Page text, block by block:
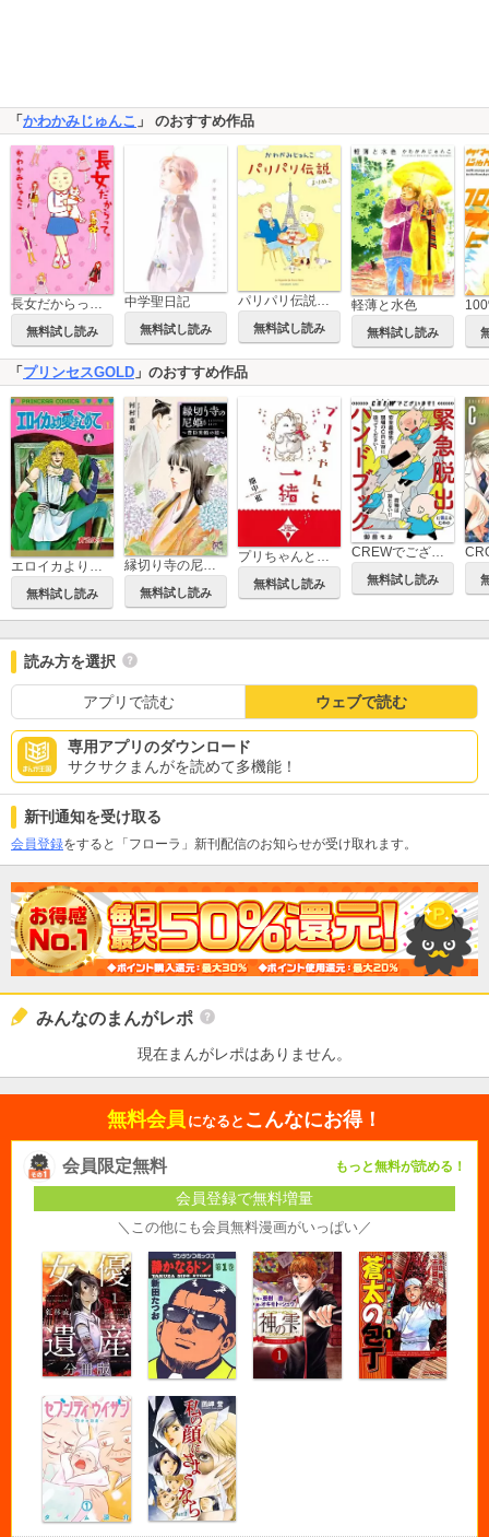
「 かわかみじゅんこ 」 のおすすめ作品
長女だからって。
無料試し読み
中学聖日記
無料試し読み
パリパリ伝説 よりぬき
無料試し読み
軽薄と水色
無料試し読み
「 プリンセスGOLD 」のおすすめ作品
エロイカより愛をこめて
無料試し読み
縁切り寺の尼姫～豊臣秀頼の娘～
無料試し読み
無料試し読み
CREWでございます！ 緊急脱出に備えるためのハンドブック
無料試し読み
読み方を選択
アプリで読む ウェブで読む
専用アプリのダウンロード
サクサクまんがを読めて多機能！
新刊通知を受け取る
会員登録をすると「フローラ」新刊配信のお知らせが受け取れます。
みんなのまんがレポ
現在まんがレポはありません。
無料会員 になると こんなにお得！
会員限定無料 もっと無料が読める！
会員登録で無料増量
＼この他にも会員無料漫画がいっぱい／